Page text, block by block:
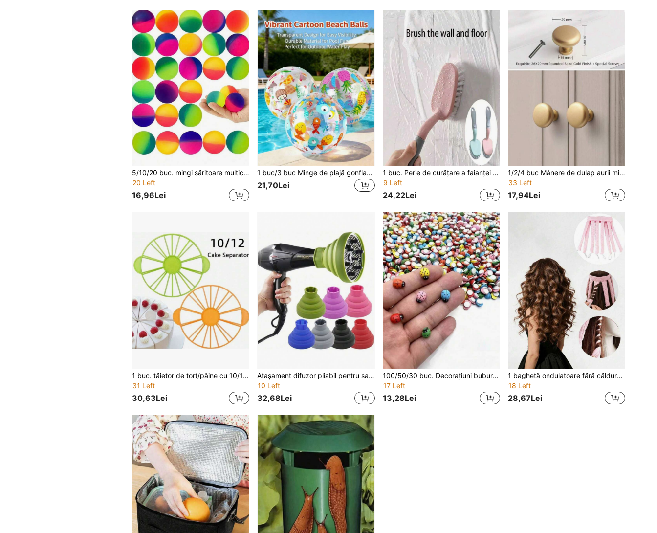
5/10/20 buc. mingi săritoare multicolore curcubeu - cadouri perfecte pentru petreceri și aniversări! mărime mică (model aleatoriu), accesorii pentru petreceri, cadouri pentru petreceri de aniversare, mingi săritoare, jucării cu mingi săritoare, decor de petrecere cusut, mini mingi, accesorii pentru petreceri
20 Left
16,96Lei
1 buc/3 buc Minge de plajă gonflabilă de 20 inch, potrivită pentru petreceri la plajă, înot, decorațiuni exterioare și alte ocazii
21,70Lei
1 buc. Perie de curățare a faianței și a pereților din baie, rezistentă, mâner ergonomic, peri denși, pentru pete persistente și curățarea rosturilor, instrument de curățare neelectric pentru uz casnic, potrivit pentru faianță și cadă, produs de curățare pentru baie, design practic de curățare, echipament de spălare neelectric, produs de curățare pentru bucătărie
9 Left
24,22Lei
1/2/4 buc Mânere de dulap aurii minimaliste moderne vintage, mânere pentru uși de sertar din aliaj de aluminiu, mânere pentru sertar de dulap, mânere pentru uși de dulap, cu o singură gaură, mânere pentru uși de mobilier pentru dulap, feronerie pentru mobilier pentru dulap. Mânere pentru vanitate, mânere pentru uși, decor retro, decor roz pentru cameră, mânere aurii
33 Left
17,94Lei
1 buc. tăietor de tort/pâine cu 10/12 felii, din plastic, pentru tăiere uniformă, instrument de coacere pentru bucătărie, potrivit pentru restaurant, sărbători și petreceri
31 Left
30,63Lei
Atașament difuzor pliabil pentru salon de coafură, difuzor portabil din silicon, potrivit pentru păr creț, potrivit pentru călătorii, salon și uz casnic
10 Left
32,68Lei
100/50/30 buc. Decorațiuni buburuze din lemn, culori mixte - autoadezive, modele miniaturale de insecte buburuze realiste, decorațiuni cu plante, plante în ghiveci distractive cu buburuze, potrivite pentru producția DIY artizanală, micro buburuze autoadezive, decorațiuni buburuze, potrivite pentru realizarea de albume, crearea de micropeisaje, decorațiuni pentru petreceri, decorațiuni pentru grădina casei, decorațiuni plate din lemn cu buburuze, decorațiuni pentru casă, rechizite pentru casă, esențiale pentru familii, cadouri pentru femei, bărbați, mame, tați, bunici, bunici.
17 Left
13,28Lei
1 baghetă ondulatoare fără căldură cu 8 dinți, bandă pentru păr ondulat moale, produs și accesoriu esențial pentru salon, salon de înfrumusețare și călătorii; produs și accesoriu esențial pentru întoarcerea la școală, călătorii și vacanțe; accesoriu de păr pentru femei, ondulator de păr, fier de ondulat, ondulator de păr, păr, accesoriu pentru stilistul părului, cadou de Crăciun/Anul Nou/Ziua Îndrăgostiților.
18 Left
28,67Lei